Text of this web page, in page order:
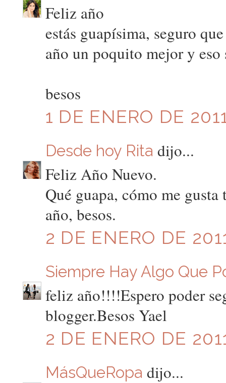
Feliz año
estás guapísima, seguro
año un poquito mejor y
besos
1 DE ENERO DE
Desde hoy Rita dijo...
Feliz Año Nuevo.
Qué guapa, cómo me
año, besos.
2 DE ENERO DE
Siempre Hay Algo Que
feliz año!!!!Espero poder
blogger.Besos Yael
2 DE ENERO DE
MásQueRopa dijo...